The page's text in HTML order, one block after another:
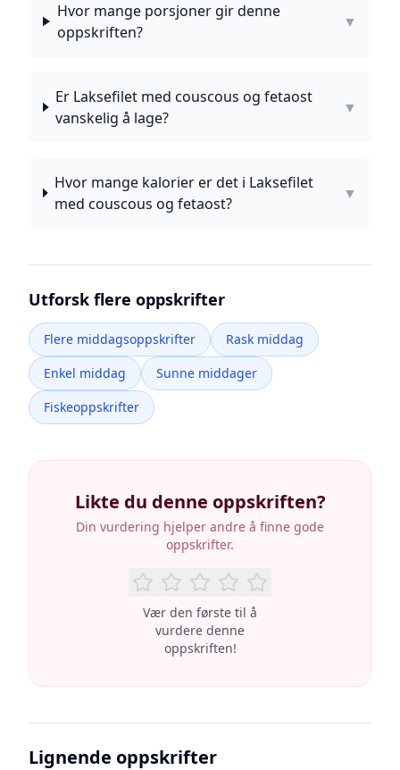
Hvor mange porsjoner gir denne
oppskriften?
▼
Er Laksefilet med couscous og fetaost
vanskelig å lage?
▼
Hvor mange kalorier er det i Laksefilet
med couscous og fetaost?
▼
Utforsk flere oppskrifter
Flere middagsoppskrifter
Rask middag
Enkel middag
Sunne middager
Fiskeoppskrifter
Likte du denne oppskriften?
Din vurdering hjelper andre å finne gode
oppskrifter.
Vær den første til å
vurdere denne
oppskriften!
Lignende oppskrifter